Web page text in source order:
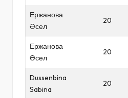
Ержанова
Әсел
20
Ержанова
Әсел
20
Dussenbina
Sabina
20